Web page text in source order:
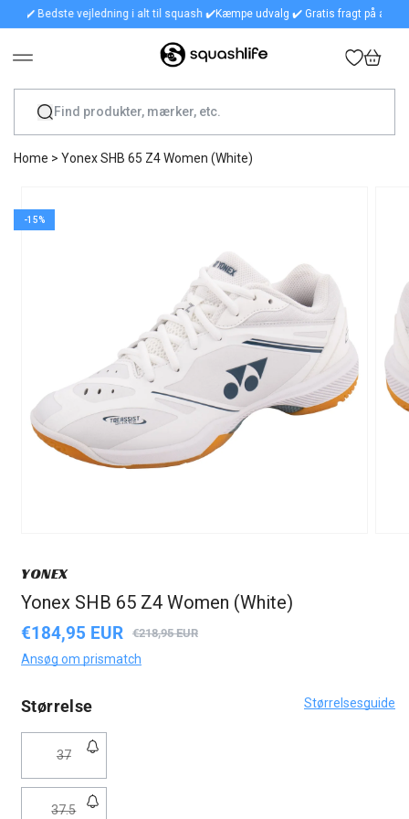
GÅ TIL INDHOLD
✔️ Bedste vejledning i alt til squash ✔️Kæmpe udvalg ✔️ Gratis fragt på alle
Indkøbskurv
Home > Yonex SHB 65 Z4 Women (White)
-15%
YONEX
Yonex SHB 65 Z4 Women (White)
Udsalgspris
€184,95 EUR
Normalpris €218,95 EUR
Ansøg om prismatch
Størrelsesguide
Størrelse
37Varianten
udsolgt
eller
37.5Varianten